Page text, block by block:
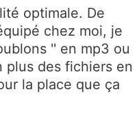
optimale. De
chez moi, je
'' en mp3 ou
plus des fichiers en
la place que ça